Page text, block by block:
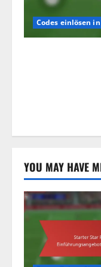
Codes einlösen in
YOU MAY HAVE